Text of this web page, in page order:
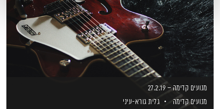
מנועים קדימה – 27.2.19
מנועים קדימה
גלית גורא-עיני